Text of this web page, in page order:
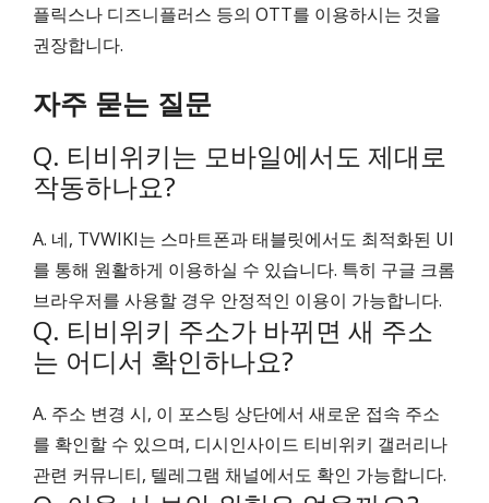
플릭스나 디즈니플러스 등의 OTT를 이용하시는 것을
권장합니다.
자주 묻는 질문
Q. 티비위키는 모바일에서도 제대로
작동하나요?
A. 네, TVWIKI는 스마트폰과 태블릿에서도 최적화된 UI
를 통해 원활하게 이용하실 수 있습니다. 특히 구글 크롬
브라우저를 사용할 경우 안정적인 이용이 가능합니다.
Q. 티비위키 주소가 바뀌면 새 주소
는 어디서 확인하나요?
A. 주소 변경 시, 이 포스팅 상단에서 새로운 접속 주소
를 확인할 수 있으며, 디시인사이드 티비위키 갤러리나
관련 커뮤니티, 텔레그램 채널에서도 확인 가능합니다.